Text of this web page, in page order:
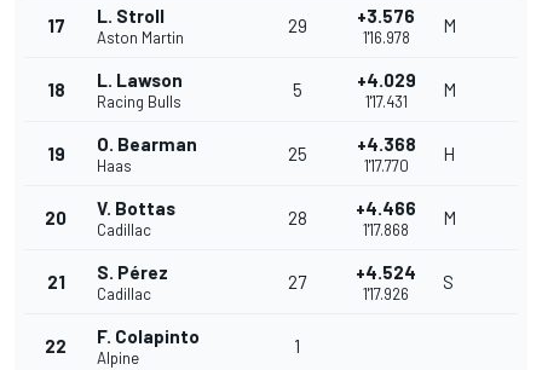
17 L. Stroll
Aston Martin
29 +3.576
1'16.978
M
18 L. Lawson
Racing Bulls
5 +4.029
1'17.431
M
19 O. Bearman
Haas
25 +4.368
1'17.770
H
20 V. Bottas
Cadillac
28 +4.466
1'17.868
M
21 S. Pérez
Cadillac
27 +4.524
1'17.926
S
22 F. Colapinto
Alpine
1